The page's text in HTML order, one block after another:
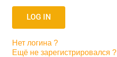
LOG IN
Нет логина ?
Ещё не зарегистрировался ?